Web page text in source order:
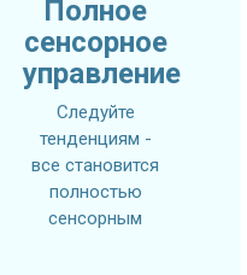
Полное
сенсорное
управление
Следуйте
тенденциям -
все становится
полностью
сенсорным